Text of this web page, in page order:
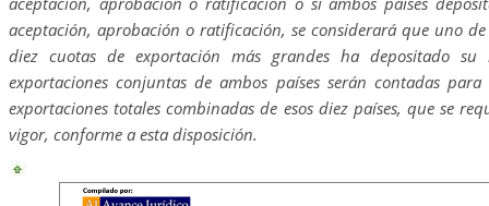
aceptación, aprobación o ratificación, se considerará que uno
diez cuotas de exportación más grandes ha depositado
exportaciones conjuntas de ambos países serán contadas
exportaciones totales combinadas de esos diez países, que se
vigor, conforme a esta disposición.